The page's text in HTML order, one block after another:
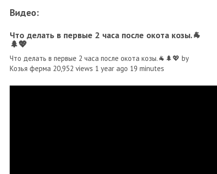
Видео:
Что делать в первые 2 часа после окота козы.🐐
🌲💖
Что делать в первые 2 часа после окота козы.🐐🌲💖 by
Козья ферма 20,952 views 1 year ago 19 minutes